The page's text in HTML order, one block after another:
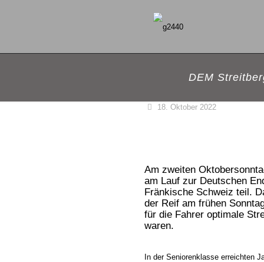
DEM
18. Oktober 2022
Am zweiten
am Lauf zur Deutschen
Fränkische Schweiz teil.
der Reif am frühen
für die Fahrer optimale
waren.
In der Seniorenklasse erreichten